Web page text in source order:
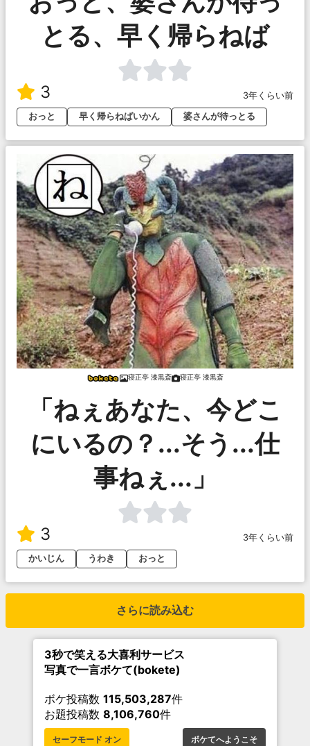
とる、早く帰らねば
3
3年くらい前
おっと
早く帰らねばいかん 婆さんが待っとる
寝正亭 漆黒斎 寝正亭 漆黒斎
「ねぇあなた、今どこ
にいるの？...そう...仕
事ねぇ...」
3
3年くらい前
かいじん
うわき おっと
さらに読み込む
3秒で笑える大喜利サービス
写真で一言ボケて(bokete)
ボケ投稿数 115,503,287件
お題投稿数 8,106,760件
セーフモード オン ボケてへようこそ